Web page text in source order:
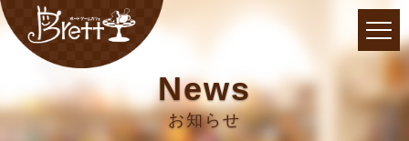
News
お知らせ